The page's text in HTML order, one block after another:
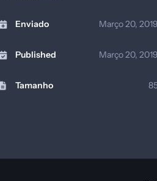
Enviado Março 20, 2019
Published Março 20, 2019
Tamanho